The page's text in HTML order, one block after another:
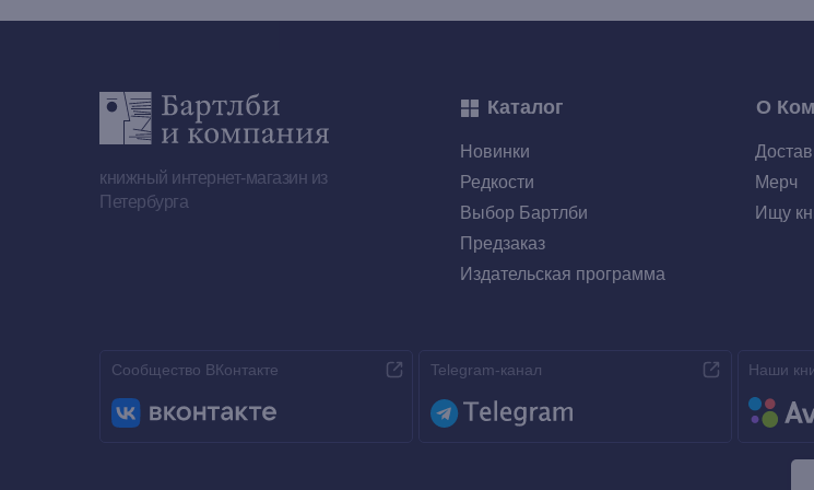
книжный интернет-магазин из
Петербурга
О
Каталог
Сообщество ВКонтакте
Ищу
Мерч
Наши
Предзаказ
Выбор Бартлби
Редкости
Новинки
Издательская программа
Telegram-канал